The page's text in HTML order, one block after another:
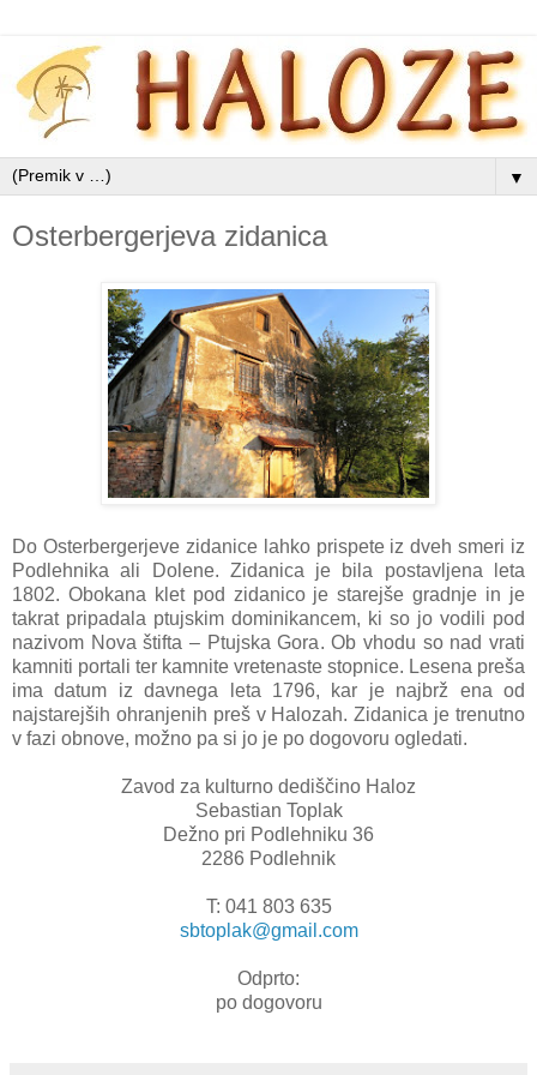
▼
Osterbergerjeva zidanica
Do Osterbergerjeve zidanice lahko prispete iz dveh smeri iz
Podlehnika ali Dolene. Zidanica je bila postavljena leta
1802. Obokana klet pod zidanico je starejše gradnje in je
takrat pripadala ptujskim dominikancem, ki so jo vodili pod
nazivom Nova štifta – Ptujska Gora. Ob vhodu so nad vrati
kamniti portali ter kamnite vretenaste stopnice. Lesena preša
ima datum iz davnega leta 1796, kar je najbrž ena od
najstarejših ohranjenih preš v Halozah. Zidanica je trenutno
v fazi obnove, možno pa si jo je po dogovoru ogledati.
Zavod za kulturno dediščino Haloz
Sebastian Toplak
Dežno pri Podlehniku 36
2286 Podlehnik
T: 041 803 635
sbtoplak@gmail.com
Odprto:
po dogovoru